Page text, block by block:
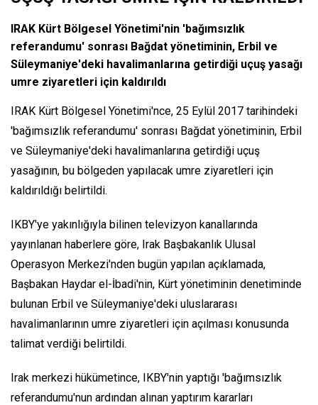
IRAK Kürt Bölgesel Yönetimi'nin 'bağımsızlık
referandumu' sonrası Bağdat yönetiminin, Erbil ve
Süleymaniye'deki havalimanlarına getirdiği uçuş yasağı
umre ziyaretleri için kaldırıldı
IRAK Kürt Bölgesel Yönetimi'nce, 25 Eylül 2017 tarihindeki
'bağımsızlık referandumu' sonrası Bağdat yönetiminin, Erbil
ve Süleymaniye'deki havalimanlarına getirdiği uçuş
yasağının, bu bölgeden yapılacak umre ziyaretleri için
kaldırıldığı belirtildi.
IKBY'ye yakınlığıyla bilinen televizyon kanallarında
yayınlanan haberlere göre, Irak Başbakanlık Ulusal
Operasyon Merkezi'nden bugün yapılan açıklamada,
Başbakan Haydar el-İbadi'nin, Kürt yönetiminin denetiminde
bulunan Erbil ve Süleymaniye'deki uluslararası
havalimanlarının umre ziyaretleri için açılması konusunda
talimat verdiği belirtildi.
Irak merkezi hükümetince, IKBY'nin yaptığı 'bağımsızlık
referandumu'nun ardından alınan yaptırım kararları